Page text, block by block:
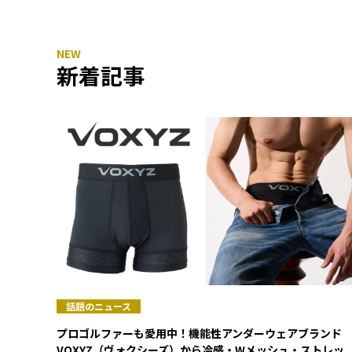
新着記事
話題のニュース
プロゴルファーも愛用中！機能性アンダーウェアブランド